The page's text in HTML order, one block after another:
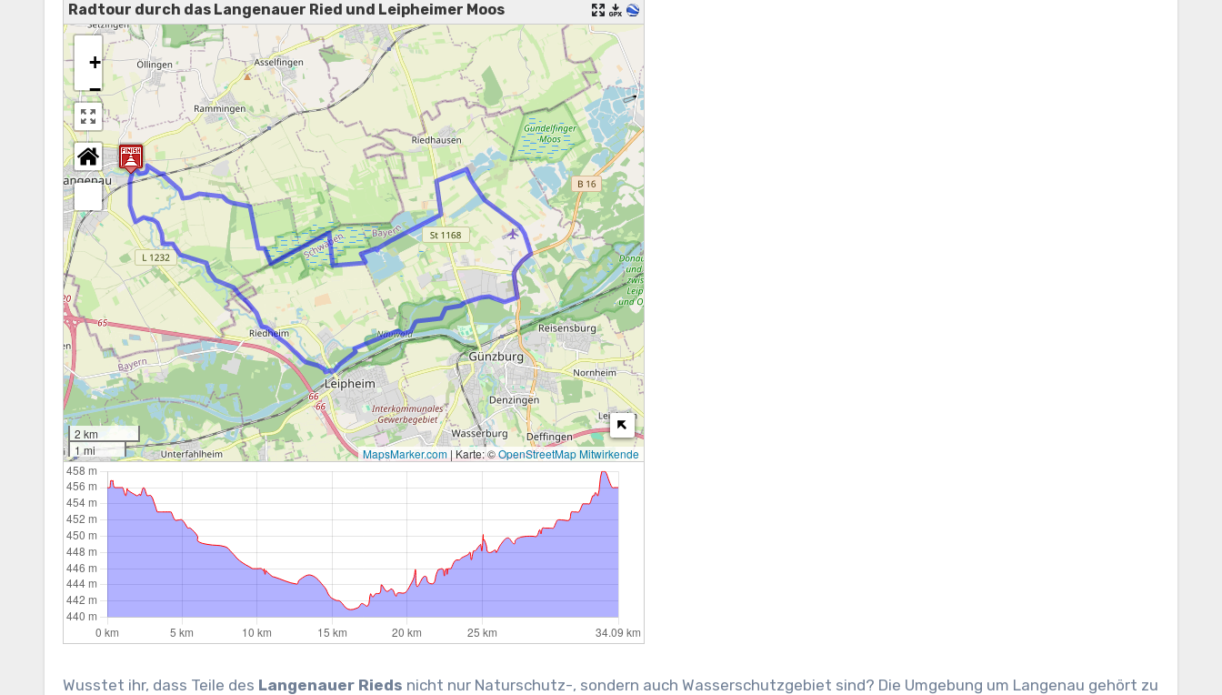
Radtour durch das Langenauer Ried und Leipheimer Moos
+
−
2 km
1 mi
MapsMarker.com | Karte: ©OpenStreetMap Mitwirkende
Wusstet ihr, dass Teile des Langenauer Rieds nicht nur Naturschutz-, sondern auch Wasserschutzgebiet sind? Die Umgebung um Langenau gehört zu